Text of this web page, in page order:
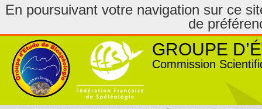
En poursuivant votre navigation sur ce
de
GROUPE
Commission